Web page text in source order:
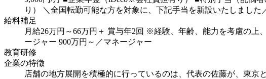
り）
＼全国転勤可能な方を対象に、下記手当を新設いたしました
給料補足
月給26万円～66万円＋ 賞与年2回 ※経験、年齢、能力を考慮の上
ージャー 900万円～／マネージャー
教育研修
企業の特徴
店舗の地方展開を積極的に行っているのは、代表の佐藤が、東京